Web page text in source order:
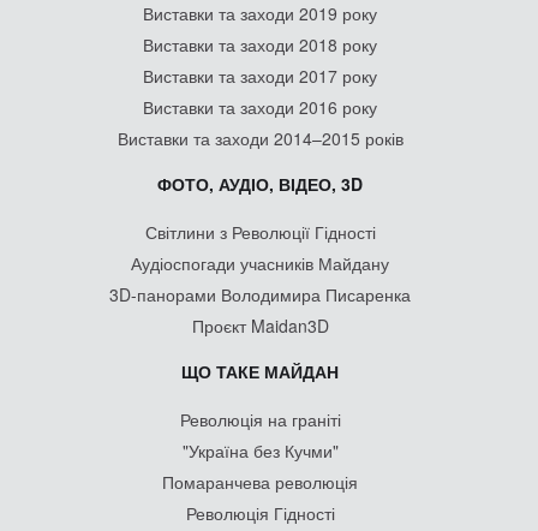
Виставки та заходи 2019 року
Виставки та заходи 2018 року
Виставки та заходи 2017 року
Виставки та заходи 2016 року
Виставки та заходи 2014–2015 років
ФОТО, АУДІО, ВІДЕО, 3D
Світлини з Революції Гідності
Аудіоспогади учасників Майдану
3D-панорами Володимира Писаренка
Проєкт Maidan3D
ЩО ТАКЕ МАЙДАН
Революція на граніті
"Україна без Кучми"
Помаранчева революція
Революція Гідності